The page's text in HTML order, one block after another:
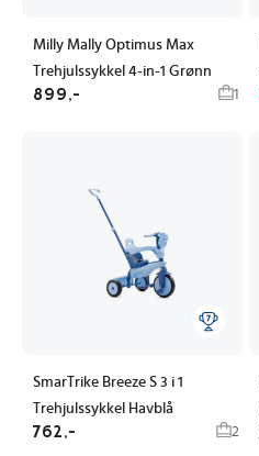
Milly Mally Optimus Max
Trehjulssykkel 4-in-1 Grønn
899,- 1
SmarTrike Breeze S 3 i 1
Trehjulssykkel Havblå
762,- 2